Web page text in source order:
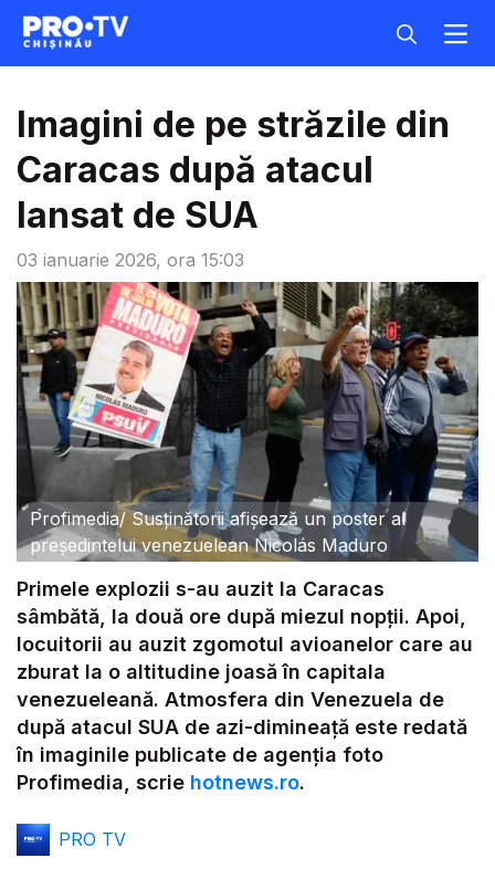
03 ianuarie 2026, ora 15:03
Imagini de pe străzile din
Caracas după atacul
lansat de SUA
Profimedia/Susținătorii afișează un poster al
președintelui venezuelean Nicolás Maduro
Primele explozii s-au auzit la Caracas
sâmbătă, la două ore după miezul nopții. Apoi,
locuitorii au auzit zgomotul avioanelor care au
zburat la o altitudine joasă în capitala
venezueleană. Atmosfera din Venezuela de
după atacul SUA de azi-dimineață este redată
în imaginile publicate de agenția foto
Profimedia, scrie hotnews.ro.
PRO TV